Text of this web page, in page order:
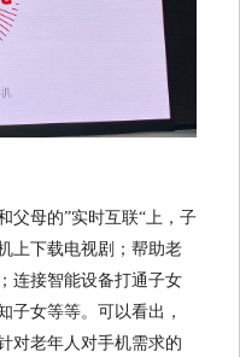
父母的”实时互联“上，子
上下载电视剧；帮助老
连接智能设备打通子女
子女等等。可以看出，
对老年人对手机需求的